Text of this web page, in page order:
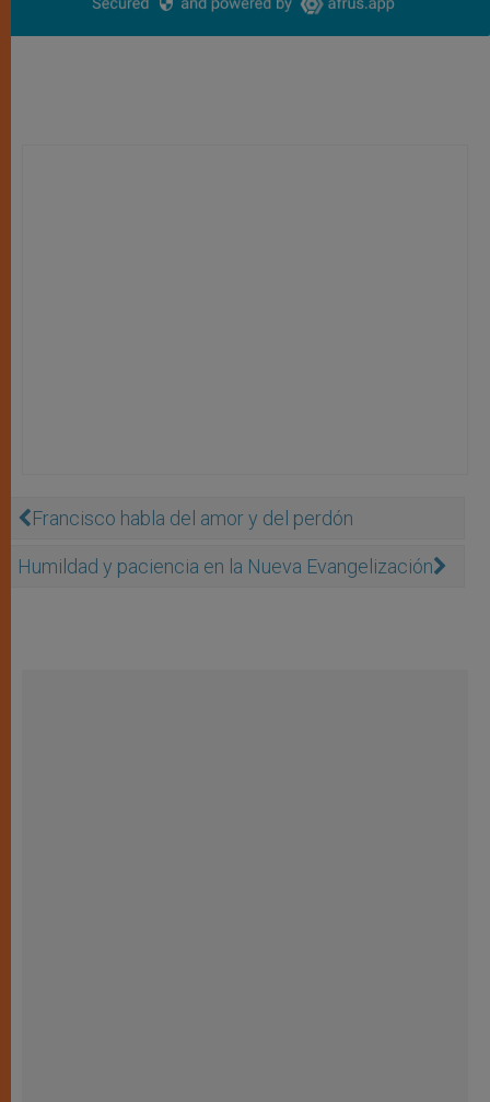
Francisco habla del amor y del perdón
Humildad y paciencia en la Nueva Evangelización